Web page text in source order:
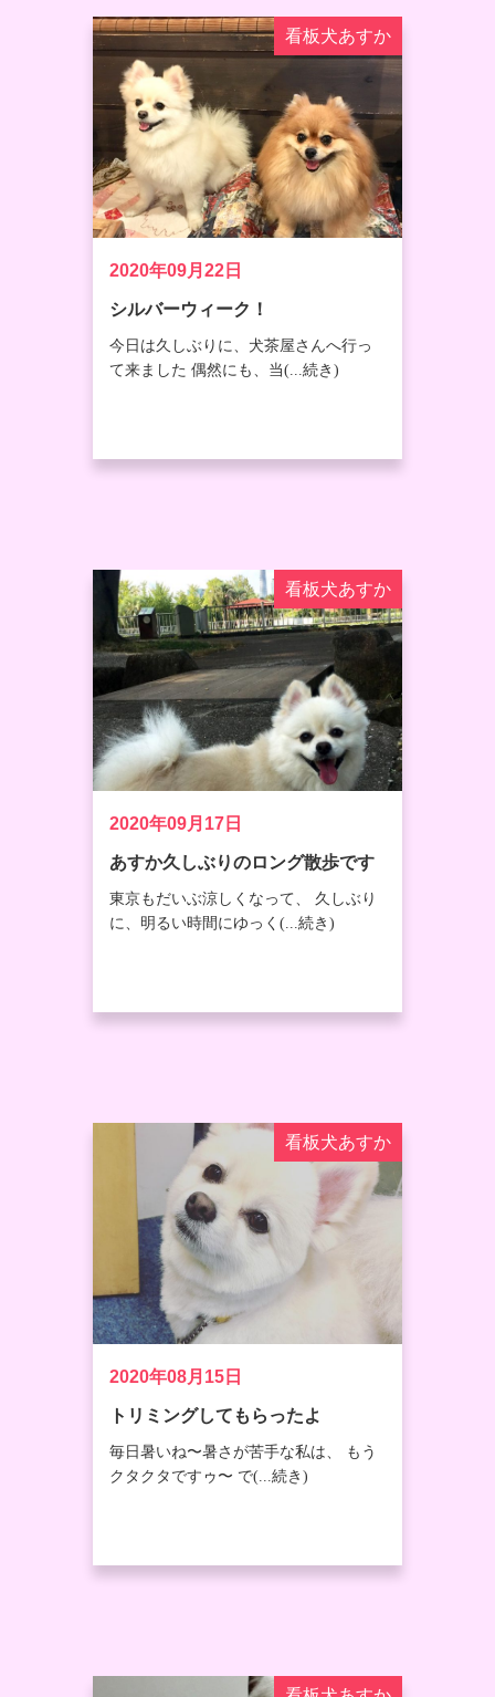
看板犬あすか
2020年09月22日
シルバーウィーク！
今日は久しぶりに、犬茶屋さんへ行っ
て来ました 偶然にも、当(...続き)
看板犬あすか
2020年09月17日
あすか久しぶりのロング散歩です
東京もだいぶ涼しくなって、 久しぶり
に、明るい時間にゆっく(...続き)
看板犬あすか
2020年08月15日
トリミングしてもらったよ
毎日暑いね〜暑さが苦手な私は、 もう
クタクタですゥ〜 で(...続き)